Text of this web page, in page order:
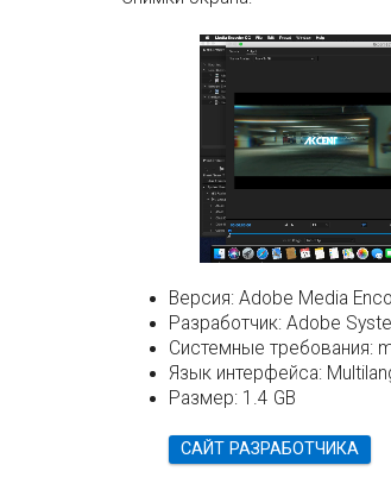
Версия: Adobe Media
Разработчик: Adobe
Системные требования:
Язык интерфейса:
Размер: 1.4 GB
САЙТ РАЗРАБОТЧИКА